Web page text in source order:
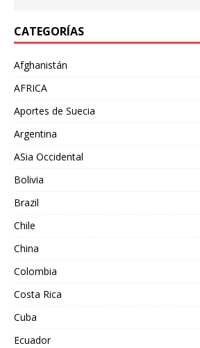
CATEGORÍAS
Afghanistán
AFRICA
Aportes de Suecia
Argentina
ASia Occidental
Bolivia
Brazil
Chile
China
Colombia
Costa Rica
Cuba
Ecuador